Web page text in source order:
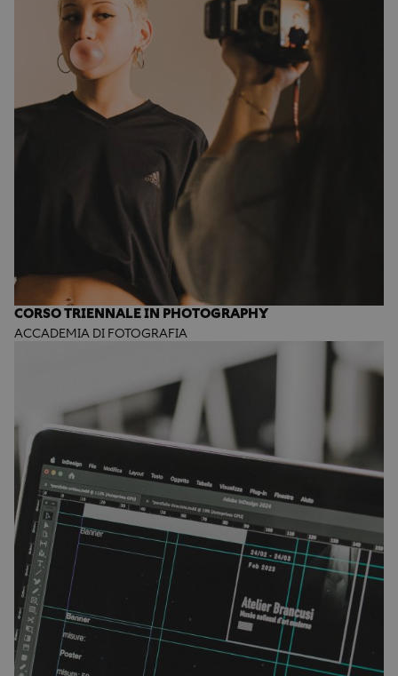
CORSO TRIENNALE IN PHOTOGRAPHY
ACCADEMIA DI FOTOGRAFIA